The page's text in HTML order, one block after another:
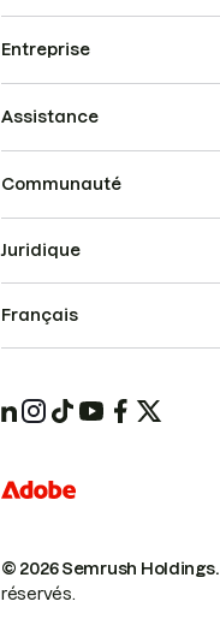
Entreprise
Assistance
Communauté
© 2026 Semrush Holdings.
réservés.
Juridique
Français